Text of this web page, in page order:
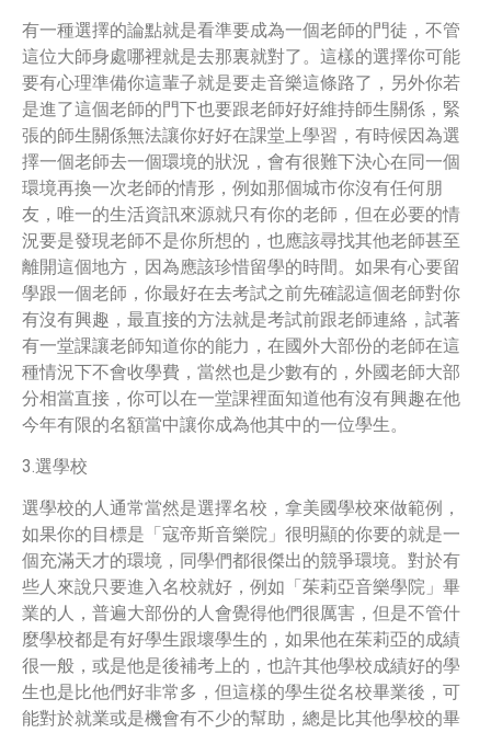
有一種選擇的論點就是看準要成為一個老師的門徒，不管
這位大師身處哪裡就是去那裏就對了。這樣的選擇你可能
要有心理準備你這輩子就是要走音樂這條路了，另外你若
是進了這個老師的門下也要跟老師好好維持師生關係，緊
張的師生關係無法讓你好好在課堂上學習，有時候因為選
擇一個老師去一個環境的狀況，會有很難下決心在同一個
環境再換一次老師的情形，例如那個城市你沒有任何朋
友，唯一的生活資訊來源就只有你的老師，但在必要的情
況要是發現老師不是你所想的，也應該尋找其他老師甚至
離開這個地方，因為應該珍惜留學的時間。如果有心要留
學跟一個老師，你最好在去考試之前先確認這個老師對你
有沒有興趣，最直接的方法就是考試前跟老師連絡，試著
有一堂課讓老師知道你的能力，在國外大部份的老師在這
種情況下不會收學費，當然也是少數有的，外國老師大部
分相當直接，你可以在一堂課裡面知道他有沒有興趣在他
今年有限的名額當中讓你成為他其中的一位學生。
3.選學校
選學校的人通常當然是選擇名校，拿美國學校來做範例，
如果你的目標是「寇帝斯音樂院」很明顯的你要的就是一
個充滿天才的環境，同學們都很傑出的競爭環境。對於有
些人來說只要進入名校就好，例如「茱莉亞音樂學院」畢
業的人，普遍大部份的人會覺得他們很厲害，但是不管什
麼學校都是有好學生跟壞學生的，如果他在茱莉亞的成績
很一般，或是他是後補考上的，也許其他學校成績好的學
生也是比他們好非常多，但這樣的學生從名校畢業後，可
能對於就業或是機會有不少的幫助，總是比其他學校的畢